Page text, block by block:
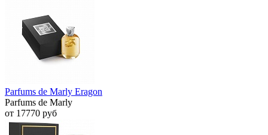
Parfums de Marly Eragon
Parfums de Marly
от 17770 руб